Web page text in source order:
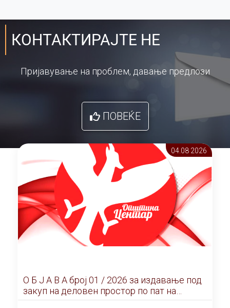
КОНТАКТИРАЈТЕ НЕ
Пријавување на проблем, давање предлози
ПОВЕЌЕ
04.08 2026
О Б Ј А В А брoj 01 / 2026 за издавање под
закуп на деловен простор по пат на
ЕЛЕКТРОНСКО ЈАВНО НАДДАВАЊЕ